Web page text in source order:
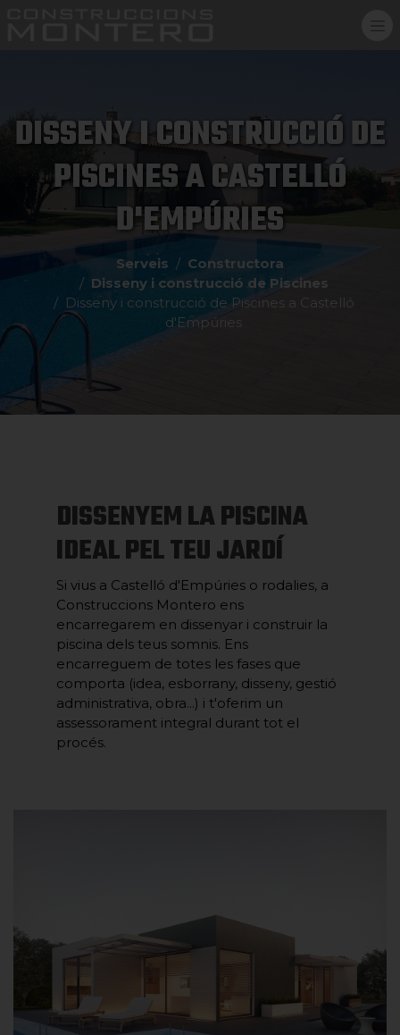
DISSENY I CONSTRUCCIÓ DE
PISCINES A CASTELLÓ
D'EMPÚRIES
Serveis
Constructora
Disseny i construcció de Piscines
Disseny i construcció de Piscines a Castelló
d'Empúries
DISSENYEM LA PISCINA
IDEAL PEL TEU JARDÍ
Si vius a Castelló d'Empúries o rodalies, a
Construccions Montero ens
encarregarem en dissenyar i construir la
piscina dels teus somnis. Ens
encarreguem de totes les fases que
comporta (idea, esborrany, disseny, gestió
administrativa, obra...) i t'oferim un
assessorament integral durant tot el
procés.